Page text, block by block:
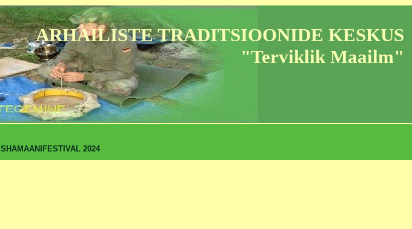
ARHAILISTE TRADITSIOONIDE KESKUS
"Terviklik Maailm"
SHAMAANIFESTIVAL 2024